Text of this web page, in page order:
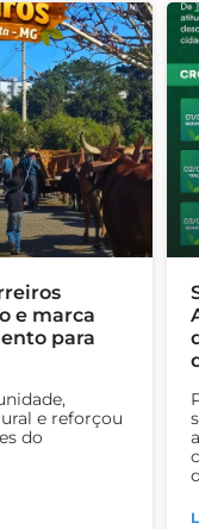
e marca
para
e reforçou
do